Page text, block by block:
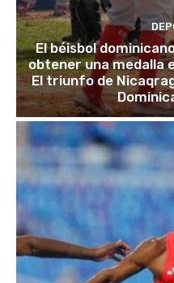
El béisbol
obtener una medalla
El triunfo de